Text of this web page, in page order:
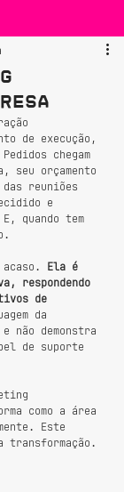
de execução,
chegam
seu orçamento
reuniões
e
quando tem
Ela é
respondendo
de
da
não demonstra
de suporte
como a área
Este
transformação.